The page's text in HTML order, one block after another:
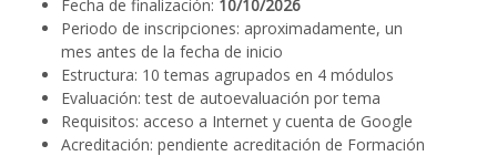
Fecha de finalización: 10/10/2026
Periodo de inscripciones: aproximadamente, un
mes antes de la fecha de inicio
Estructura: 10 temas agrupados en 4 módulos
Evaluación: test de autoevaluación por tema
Requisitos: acceso a Internet y cuenta de Google
Acreditación: pendiente acreditación de Formación